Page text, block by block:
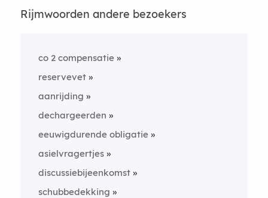
Rijmwoorden andere bezoekers
co 2 compensatie
reservevet
aanrijding
dechargeerden
eeuwigdurende obligatie
asielvragertjes
discussiebijeenkomst
schubbedekking